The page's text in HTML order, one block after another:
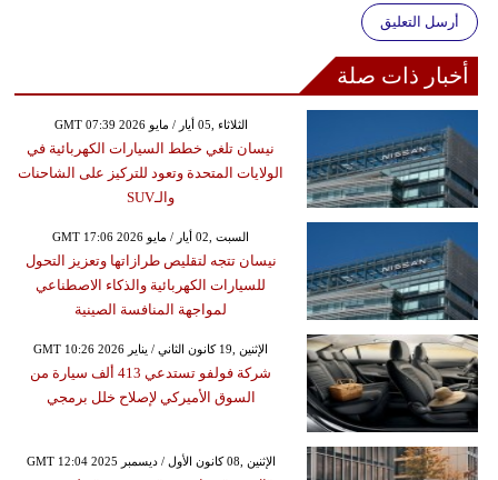
أرسل التعليق
أخبار ذات صلة
GMT 07:39 2026 الثلاثاء ,05 أيار / مايو
نيسان تلغي خطط السيارات الكهربائية في
الولايات المتحدة وتعود للتركيز على الشاحنات
والـSUV
GMT 17:06 2026 السبت ,02 أيار / مايو
نيسان تتجه لتقليص طرازاتها وتعزيز التحول
للسيارات الكهربائية والذكاء الاصطناعي
لمواجهة المنافسة الصينية
GMT 10:26 2026 الإثنين ,19 كانون الثاني / يناير
شركة فولفو تستدعي 413 ألف سيارة من
السوق الأميركي لإصلاح خلل برمجي
GMT 12:04 2025 الإثنين ,08 كانون الأول / ديسمبر